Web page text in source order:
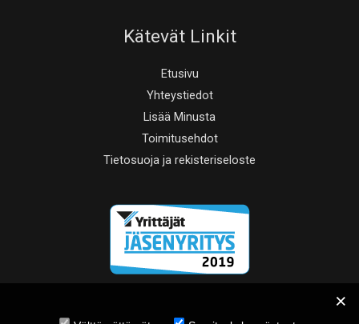
Kätevät Linkit
Etusivu
Yhteystiedot
Lisää Minusta
Toimitusehdot
Tietosuoja ja rekisteriseloste